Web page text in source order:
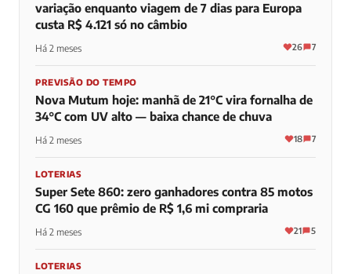
variação enquanto viagem de 7 dias para Europa
custa R$ 4.121 só no câmbio
Há 2 meses 26 7
PREVISÃO DO TEMPO
Nova Mutum hoje: manhã de 21°C vira fornalha de
34°C com UV alto — baixa chance de chuva
Há 2 meses 18 7
LOTERIAS
Super Sete 860: zero ganhadores contra 85 motos
CG 160 que prêmio de R$ 1,6 mi compraria
Há 2 meses 21 5
LOTERIAS